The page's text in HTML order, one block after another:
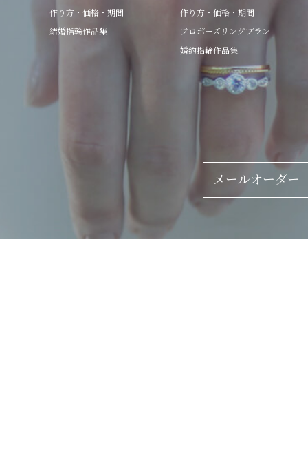
作り方・価格・期間
結婚指輪作品集
作り方・価格・期間
プロポーズリングプラン
婚約指輪作品集
メールオーダー